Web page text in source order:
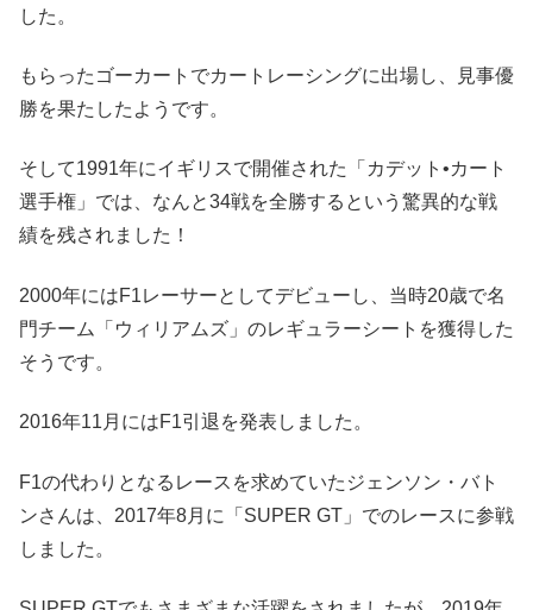
した。
もらったゴーカートでカートレーシングに出場し、見事優
勝を果たしたようです。
そして1991年にイギリスで開催された「カデット•カート
選手権」では、なんと34戦を全勝するという驚異的な戦
績を残されました！
2000年にはF1レーサーとしてデビューし、当時20歳で名
門チーム「ウィリアムズ」のレギュラーシートを獲得した
そうです。
2016年11月にはF1引退を発表しました。
F1の代わりとなるレースを求めていたジェンソン・バト
ンさんは、2017年8月に「SUPER GT」でのレースに参戦
しました。